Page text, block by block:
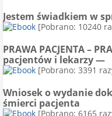
Jestem świadkiem w
[Pobrano: 10240
PRAWA PACJENTA –
pacjentów i lekarzy —
[Pobrano: 3391
Wniosek o wydanie
śmierci pacjenta
[Pobrano: 6165